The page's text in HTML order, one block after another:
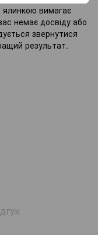
ялинкою вимагає
немає досвіду або
звернутися
результат.